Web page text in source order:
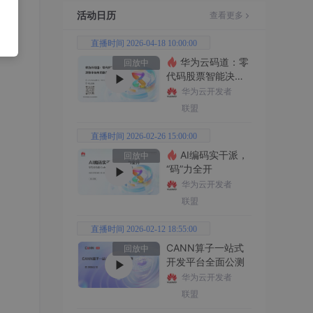
活动日历 查看更多
直播时间 2026-04-18 10:00:00
回放中
代码股票智能决策
平台全功能实战
华为云开发者
联盟
直播时间 2026-02-26 15:00:00
回放中
“码”力全开
华为云开发者
联盟
直播时间 2026-02-12 18:55:00
回放中
CANN算子一站式
开发平台全面公测
华为云开发者
联盟